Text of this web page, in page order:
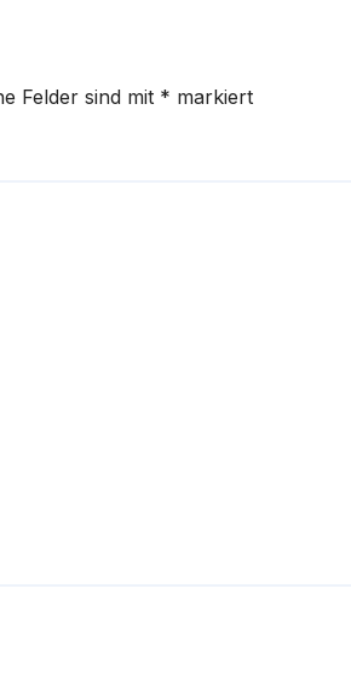
Felder sind mit * markiert